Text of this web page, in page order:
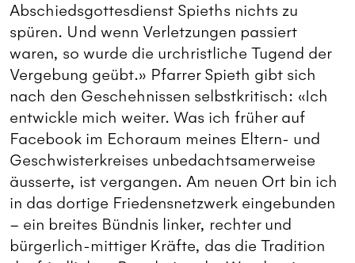
Abschiedsgottesdienst Spieths nichts zu
spüren. Und wenn Verletzungen passiert
waren, so wurde die urchristliche Tugend der
Vergebung geübt.» Pfarrer Spieth gibt sich
nach den Geschehnissen selbstkritisch: «Ich
entwickle mich weiter. Was ich früher auf
Facebook im Echoraum meines Eltern- und
Geschwisterkreises unbedachtsamerweise
äusserte, ist vergangen. Am neuen Ort bin ich
in das dortige Friedensnetzwerk eingebunden
– ein breites Bündnis linker, rechter und
bürgerlich-mittiger Kräfte, das die Tradition